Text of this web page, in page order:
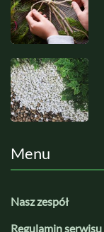
Menu
Nasz zespół
Regulamin serwisu